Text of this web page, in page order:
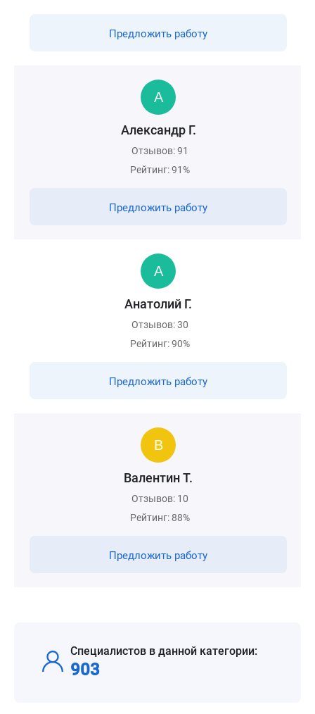
Предложить работу
Александр Г.
Отзывов: 91
Рейтинг: 91%
Предложить работу
Анатолий Г.
Отзывов: 30
Рейтинг: 90%
Предложить работу
Валентин Т.
Отзывов: 10
Рейтинг: 88%
Предложить работу
Специалистов в данной категории:
903